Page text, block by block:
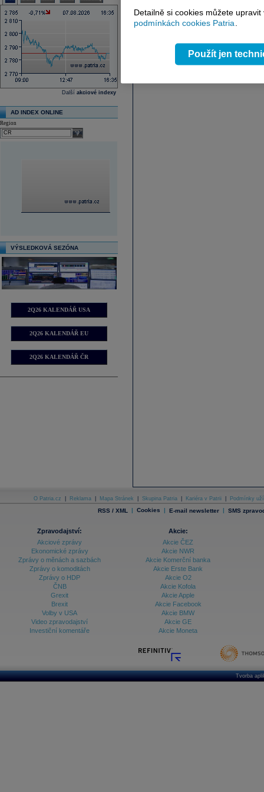
Další akciové indexy
AD INDEX ONLINE
Region
select
VÝSLEDKOVÁ SEZÓNA
2Q26 KALENDÁŘ USA
2Q26 KALENDÁŘ EU
2Q26 KALENDÁŘ ČR
O Patria.cz Reklama Mapa Stránek Skupina Patria Kariéra v Patrii Podmínky
RSS / XML | Cookies | E-mail newsletter | SMS
Zpravodajství:
Akciové zprávy
Ekonomické zprávy
Zprávy o měnách a sazbách
Zprávy o komoditách
Zprávy o HDP
ČNB
Grexit
Brexit
Volby v USA
Video zpravodajství
Investiční komentáře
Akcie:
Akcie ČEZ
Akcie NWR
Akcie Komerční banka
Akcie Erste Bank
Akcie O2
Akcie Kofola
Akcie Apple
Akcie Facebook
Akcie BMW
Akcie GE
Akcie Moneta
Tvorba
Detailně si cookies můžete
podmínkách cookies Patria.
Použít jen